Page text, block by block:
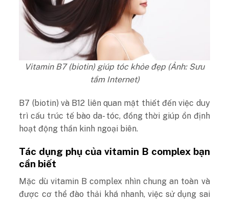
Vitamin B7 (biotin) giúp tóc khỏe đẹp (Ảnh: Sưu
tầm Internet)
B7 (biotin) và B12 liên quan mật thiết đến việc duy
trì cấu trúc tế bào da- tóc, đồng thời giúp ổn định
hoạt động thần kinh ngoại biên.
Tác dụng phụ của vitamin B complex bạn
cần biết
Mặc dù vitamin B complex nhìn chung an toàn và
được cơ thể đào thải khá nhanh, việc sử dụng sai